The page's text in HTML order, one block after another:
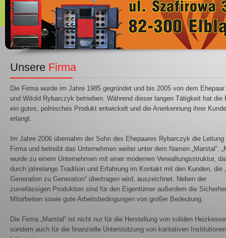
Unsere Firma
Die Firma wurde im Jahre 1985 gegründet und bis 2005 von dem Ehepaar
und Witold Rybarczyk betrieben. Während dieser langen Tätigkeit hat die
ein gutes, polnisches Produkt entwickelt und die Anerkennung ihrer
erlangt.
Im Jahre 2006 übernahm der Sohn des Ehepaares Rybarczyk die Leitung
Firma und betreibt das Unternehmen weiter unter dem Namen „Marstal“.
wurde zu einem Unternehmen mit einer modernen Verwaltungsstruktur,
durch jahrelange Tradition und Erfahrung im Kontakt mit den Kunden, die
Generation zu Generation“ übertragen wird, auszeichnet. Neben der
zuverlässigen Produktion sind für den Eigentümer außerdem die
Mitarbeiten sowie gute Arbeitsbedingungen von großer Bedeutung.
Die Firma „Marstal“ ist nicht nur für die Herstellung von soliden
sondern auch für die finanzielle Unterstützung von karitativen Institutionen